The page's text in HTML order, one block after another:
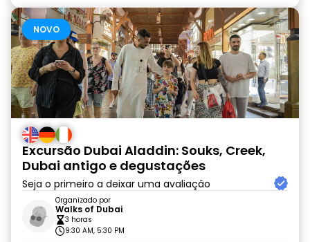
NOVO
Excursão Dubai Aladdin: Souks, Creek,
Dubai antigo e degustações
Seja o primeiro a deixar uma avaliação
Organizado por
Walks of Dubai
3 horas
9:30 AM, 5:30 PM